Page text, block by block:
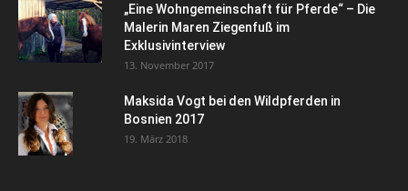
„Eine Wohngemeinschaft für Pferde“ – Die
Malerin Maren Ziegenfuß im
Exklusivinterview
13. November 2017
Maksida Vogt bei den Wildpferden in
Bosnien 2017
19. März 2018